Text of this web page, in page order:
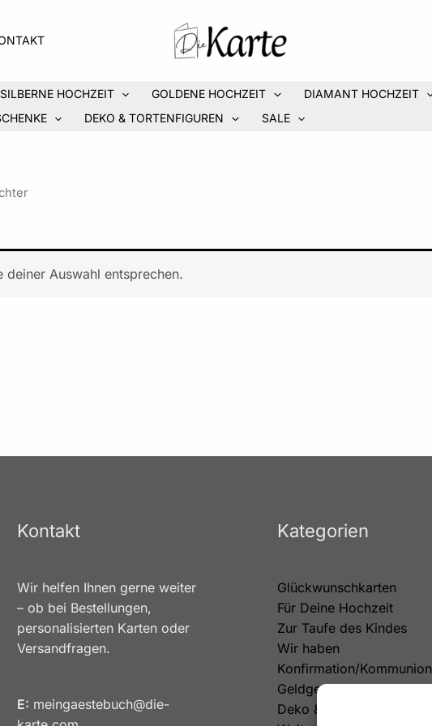
SILBERNE HOCHZEIT GOLDENE HOCHZEIT DIAMANT HOCHZEIT
DEKO & TORTENFIGUREN SALE
Auswahl entsprechen.
Kontakt
Wir helfen Ihnen gerne weiter
– ob bei Bestellungen,
personalisierten Karten oder
Versandfragen.
E: meingaestebuch@die-
Kategorien
Glückwunschkarten
Für Deine Hochzeit
Zur Taufe des Kindes
Wir haben
Konfirmation/Kommunion
Geldgeschenke
Deko & Tortenfiguren